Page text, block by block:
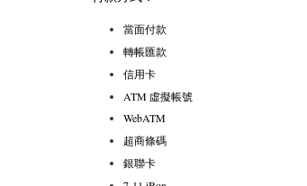
當面付款
轉帳匯款
信用卡
ATM 虛擬帳號
WebATM
超商條碼
銀聯卡